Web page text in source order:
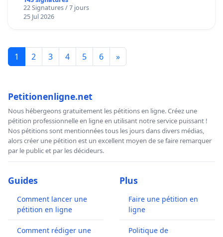
22 Signatures / 7 jours
25 Jul 2026
1 2 3 4 5 6 »
Petitionenligne.net
Nous hébergeons gratuitement les pétitions en ligne. Créez une
pétition professionnelle en ligne en utilisant notre service puissant !
Nos pétitions sont mentionnées tous les jours dans divers médias,
alors créer une pétition est un excellent moyen de se faire remarquer
par le public et par les décideurs.
Guides
Comment lancer une
pétition en ligne
Comment rédiger une
Plus
Faire une pétition en
ligne
Politique de